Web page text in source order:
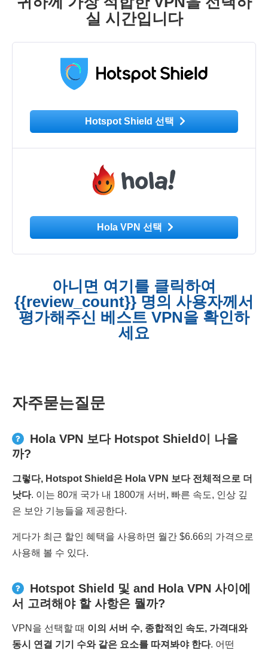
실 시간입니다
Hotspot Shield 선택
Hola VPN 선택
아니면 여기를 클릭하여
{{review_count}} 명의 사용자께서
평가해주신 베스트 VPN을 확인하
세요
자주묻는질문
Hola VPN 보다 Hotspot Shield이 나을
까?
그렇다, Hotspot Shield 은 Hola VPN 보다 전체적으로 더
낫다. 이는 80개 국가 내 1800개 서버, 빠른 속도, 인상 깊
은 보안 기능들을 제공한다.
게다가 최근 할인 혜택을 사용하면 월간 $6.66의 가격으로
사용해 볼 수 있다.
Hotspot Shield 및 and Hola VPN 사이에
서 고려해야 할 사항은 뭘까?
VPN을 선택할 때 이의 서버 수, 종합적인 속도, 가격대와
동시 연결 기기 수와 같은 요소를 따져봐야 한다. 어떤